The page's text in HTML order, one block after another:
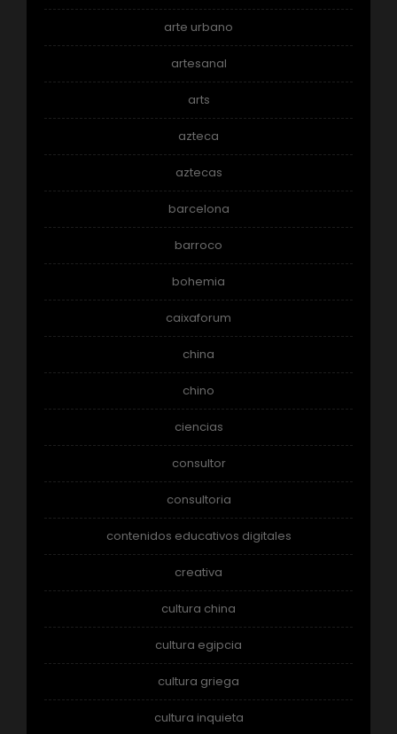
arte urbano
artesanal
arts
azteca
aztecas
barcelona
barroco
bohemia
caixaforum
china
chino
ciencias
consultor
consultoria
contenidos educativos digitales
creativa
cultura china
cultura egipcia
cultura griega
cultura inquieta